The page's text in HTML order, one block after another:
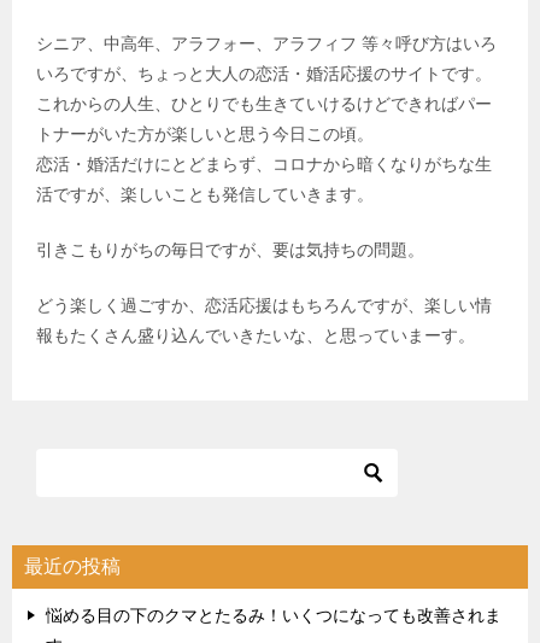
シニア、中高年、アラフォー、アラフィフ 等々呼び方はいろ
いろですが、ちょっと大人の恋活・婚活応援のサイトです。
これからの人生、ひとりでも生きていけるけどできればパー
トナーがいた方が楽しいと思う今日この頃。
恋活・婚活だけにとどまらず、コロナから暗くなりがちな生
活ですが、楽しいことも発信していきます。
引きこもりがちの毎日ですが、要は気持ちの問題。
どう楽しく過ごすか、恋活応援はもちろんですが、楽しい情
報もたくさん盛り込んでいきたいな、と思っていまーす。
最近の投稿
悩める目の下のクマとたるみ！いくつになっても改善されま